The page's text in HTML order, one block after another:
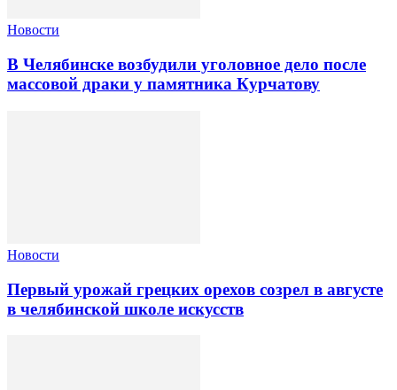
Новости
В Челябинске возбудили уголовное дело после
массовой драки у памятника Курчатову
Новости
Первый урожай грецких орехов созрел в августе
в челябинской школе искусств